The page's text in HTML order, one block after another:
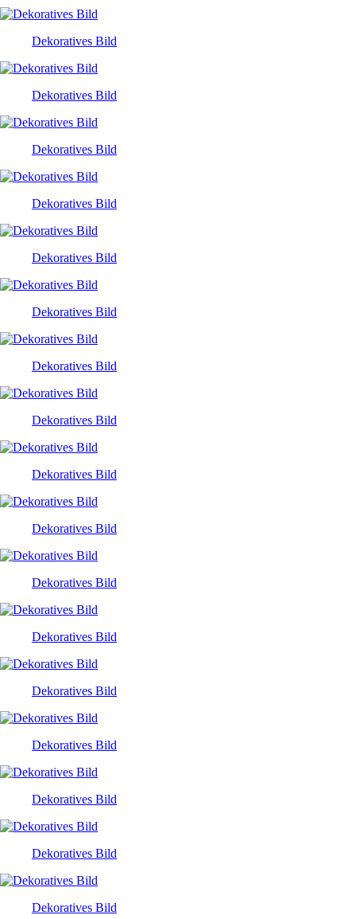
Dekoratives Bild
Dekoratives Bild
Dekoratives Bild
Dekoratives Bild
Dekoratives Bild
Dekoratives Bild
Dekoratives Bild
Dekoratives Bild
Dekoratives Bild
Dekoratives Bild
Dekoratives Bild
Dekoratives Bild
Dekoratives Bild
Dekoratives Bild
Dekoratives Bild
Dekoratives Bild
Dekoratives Bild